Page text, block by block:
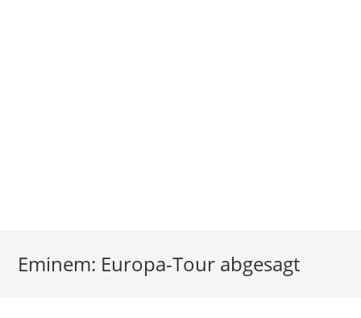
Eminem: Europa-Tour abgesagt